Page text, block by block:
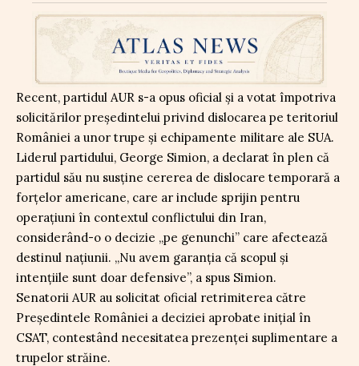
Recent, partidul AUR s-a opus oficial și a votat împotriva
solicitărilor președintelui privind dislocarea pe teritoriul
României a unor trupe și echipamente militare ale SUA.
Liderul partidului, George Simion, a declarat în plen că
partidul său nu susține cererea de dislocare temporară a
forțelor americane, care ar include sprijin pentru
operațiuni în contextul conflictului din Iran,
considerând-o o decizie „pe genunchi” care afectează
destinul națiunii. „Nu avem garanția că scopul și
intențiile sunt doar defensive”, a spus Simion.
Senatorii AUR au solicitat oficial retrimiterea către
Președintele României a deciziei aprobate inițial în
CSAT, contestând necesitatea prezenței suplimentare a
trupelor străine.